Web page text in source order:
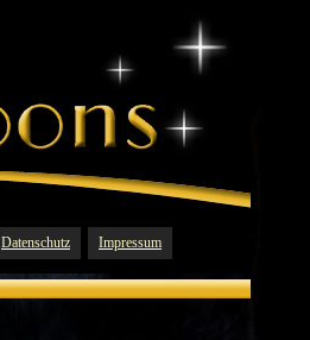
Datenschutz Impressum